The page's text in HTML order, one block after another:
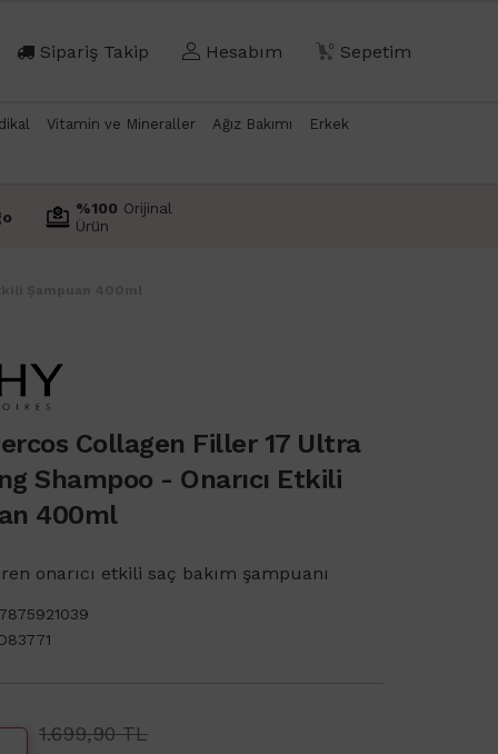
Sipariş Takip Hesabım 0 Sepetim
Vitamin ve Mineraller Ağız Bakımı Erkek
%100 Orijinal
Ürün
Collagen Filler 17 Ultra
Shampoo - Onarıcı Etkili
400ml
onarıcı etkili saç bakım şampuanı
D83771
1.699,90 TL